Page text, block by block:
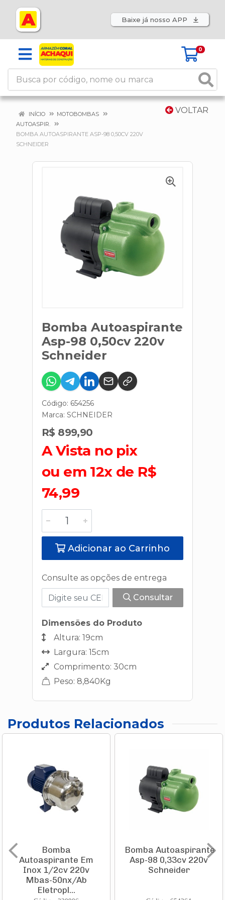
Baixe já nosso APP
0
VOLTAR
INÍCIO
MOTOBOMBAS
AUTOASPIR.
BOMBA AUTOASPIRANTE ASP-98 0,50CV 220V
SCHNEIDER
Bomba Autoaspirante
Asp-98 0,50cv 220v
Schneider
Código: 654256
Marca: SCHNEIDER
R$ 899,90
A Vista no pix
ou em 12x de R$
74,99
Adicionar ao Carrinho
Consulte as opções de entrega
Consultar
Dimensões do Produto
Altura: 19cm
Largura: 15cm
Comprimento: 30cm
Peso: 8,840Kg
Produtos Relacionados
Bomba
Autoaspirante Em
Inox 1/2cv 220v
Mbas-50nx/Ab
Eletropl...
Bomba Autoaspirante
Asp-98 0,33cv 220v
Schneider